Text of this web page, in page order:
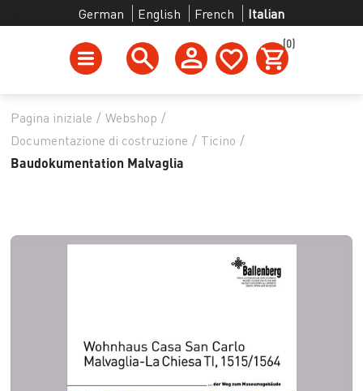
German English French Italian
(0)
Pagina iniziale / Webshop /
Documentazione di costruzione / Ticino /
Baudokumentation Malvaglia